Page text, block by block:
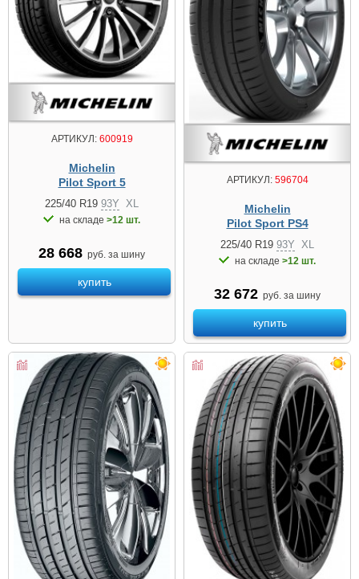
АРТИКУЛ:600919
Michelin
Pilot Sport 5
225/40 R19 93Y XL
на складе >12 шт.
28 668 руб. за шину
купить
АРТИКУЛ:596704
Michelin
Pilot Sport PS4
225/40 R19 93Y XL
на складе >12 шт.
32 672 руб. за шину
купить